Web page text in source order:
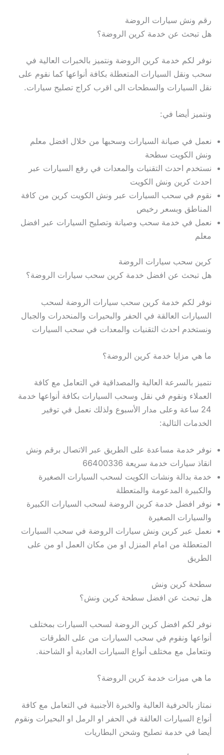
رقم ونش سيارات الروضة
هل تبحث عن خدمة كرين الروضة؟
نوفر لكم خدمة كرين الروضة ونتميز بالخبرات العالية في
سحب ونقل السيارات المتعطلة بكافة أنواعها كما نقوم على
نقل السيارات والسطحات الى اقرب كراج تصليح سيارات.
ونتميز أيضا في:
نعمل في صيانة السيارات وسحبها من خلال افضل معلم
ونش الكويت سطحة
نستخدم احدث التقنيات والمعدات في رفع السيارات عبر
احدث كرين ونش الكويت
نقوم في سحب السيارات عبر ونش الكويت كرين من كافة
المناطق وبسعر رخيص
نعمل في خدمة سحب وصيانة وتصليح السيارات عبر افضل
معلم
كرين سحب سيارات الروضة
هل تبحث عن افضل خدمة كرين سحب سيارات الروضة؟
نوفر لكم خدمة كرين سحب سيارات الروضة لسحب
السيارات العالقة في الحفر والبحيرات والمنحدرات والجبال
ونستخدم احدث التقنيات والمعدات في سحب السيارات
ما هي مزايا خدمة كرين الروضة؟
نتميز بالسرعة العالية والمصداقية في التعامل مع كافة
العملاء ونقوم في نقل وسحب السيارات بكافة أنواعها خدمة
24 ساعة وعلى مدار الأسبوع ولذلك نعمل في توفير
الخدمات التالية:
نوفر خدمة مساعدة على الطريق عبر الاتصال برقم ونش
انقاذ سيارات خدمة سريعة 66400336
خدمة بدالة ونشات الكويت لسحب السيارات الصغيرة
والكبيرة المدعومة والمتعطلة
نوفر افضل خدمة كرين الروضة لسحب السيارات الكبيرة
والسيارات الصغيرة
نعمل عبر كرين ونش سيارات الروضة في سحب السيارات
المتعطلة من امام المنزل او من مكان العمل او من على
الطريق
سطحة كرين ونش
هل تبحث عن افضل سطحة كرين ونش؟
نوفر لكم افضل كرين الروضة لسحب السيارات بمختلف
أنواعها ونقوم في سحب السيارات من على الطرقات
ونتعامل مع مختلف أنواع السيارات العادية أو الشاحنة.
ما هي ميزات خدمة كرين الروضة؟
نمتاز بالحرفية العالية والخبرة الأجنبية في التعامل مع كافة
أنواع السيارات العالقة في الحفر او الرمل او البحيرات ونقوم
أيضا في خدمة تصليح وشحن البطاريات